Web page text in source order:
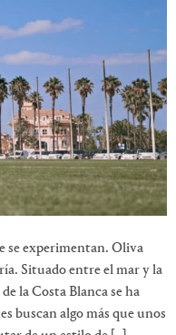
se experimentan. Oliva
Situado entre el mar y la
la Costa Blanca se ha
buscan algo más que unos